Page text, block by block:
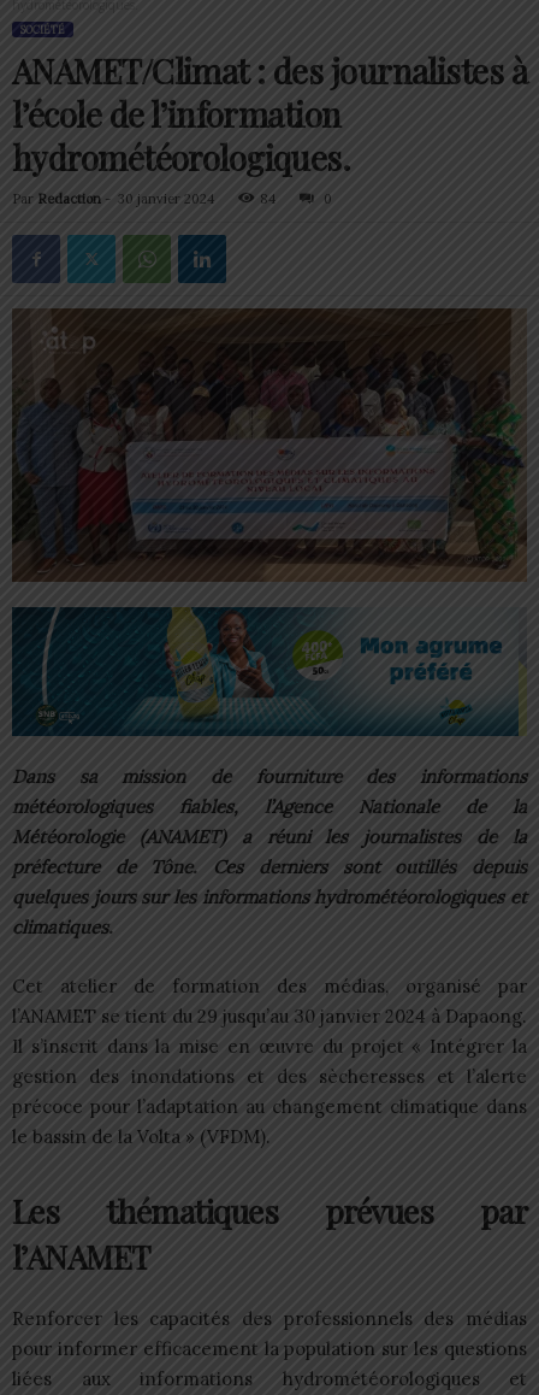
hydrométéorologiques.
SOCIÉTÉ
ANAMET/Climat : des journalistes à
l’école de l’information
hydrométéorologiques.
Par Redaction - 30 janvier 2024 84 0
Dans sa mission de fourniture des informations
météorologiques fiables, l’Agence Nationale de la
Météorologie (ANAMET) a réuni les journalistes de la
préfecture de Tône. Ces derniers sont outillés depuis
quelques jours sur les informations hydrométéorologiques et
climatiques.
Cet atelier de formation des médias, organisé par
l’ANAMET se tient du 29 jusqu’au 30 janvier 2024 à Dapaong.
Il s’inscrit dans la mise en œuvre du projet « Intégrer la
gestion des inondations et des sècheresses et l’alerte
précoce pour l’adaptation au changement climatique dans
le bassin de la Volta » (VFDM).
Les thématiques prévues par
l’ANAMET
Renforcer les capacités des professionnels des médias
pour informer efficacement la population sur les questions
liées aux informations hydrométéorologiques et